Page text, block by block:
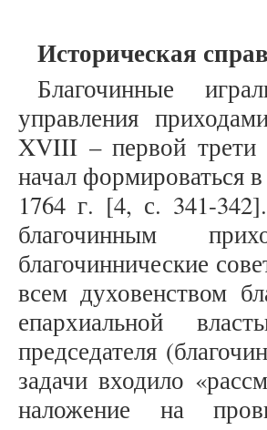
Историческая
Благочинные
управления
XVIII – первой трети
начал формироваться
1764 г. [4, с. 341-
благочинным
благочиннические
всем духовенством
епархиальной
председателя
задачи входило
наложение на